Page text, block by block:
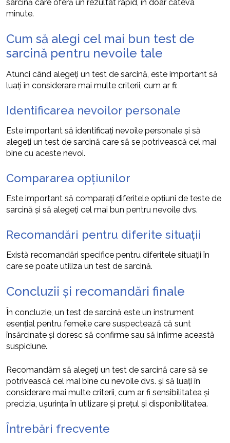
sarcină care oferă un rezultat rapid, în doar câteva
minute.
Cum să alegi cel mai bun test de
sarcină pentru nevoile tale
Atunci când alegeți un test de sarcină, este important să
luați în considerare mai multe criterii, cum ar fi:
Identificarea nevoilor personale
Este important să identificați nevoile personale și să
alegeți un test de sarcină care să se potrivească cel mai
bine cu aceste nevoi.
Compararea opțiunilor
Este important să comparați diferitele opțiuni de teste de
sarcină și să alegeți cel mai bun pentru nevoile dvs.
Recomandări pentru diferite situații
Există recomandări specifice pentru diferitele situații în
care se poate utiliza un test de sarcină.
Concluzii și recomandări finale
În concluzie, un test de sarcină este un instrument
esențial pentru femeile care suspectează că sunt
însărcinate și doresc să confirme sau să infirme această
suspiciune.
Recomandăm să alegeți un test de sarcină care să se
potrivească cel mai bine cu nevoile dvs. și să luați în
considerare mai multe criterii, cum ar fi sensibilitatea și
precizia, ușurința în utilizare și prețul și disponibilitatea.
Întrebări frecvente